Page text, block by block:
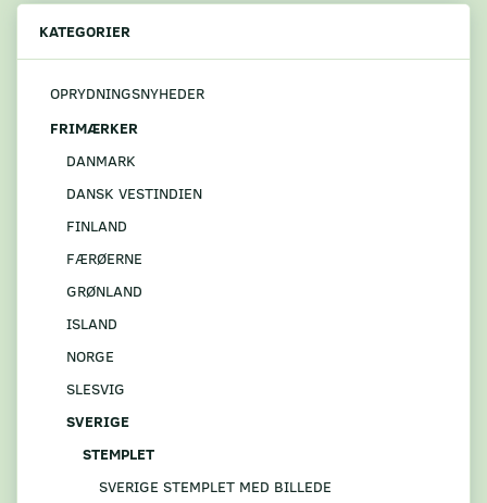
KATEGORIER
OPRYDNINGSNYHEDER
FRIMÆRKER
DANMARK
DANSK VESTINDIEN
FINLAND
FÆRØERNE
GRØNLAND
ISLAND
NORGE
SLESVIG
SVERIGE
STEMPLET
SVERIGE STEMPLET MED BILLEDE